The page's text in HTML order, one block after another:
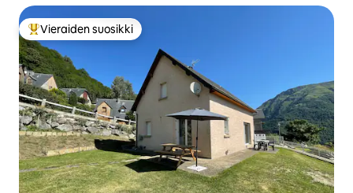
Vieraiden suosikkien parhaimmistoa
Vieraiden suosikki